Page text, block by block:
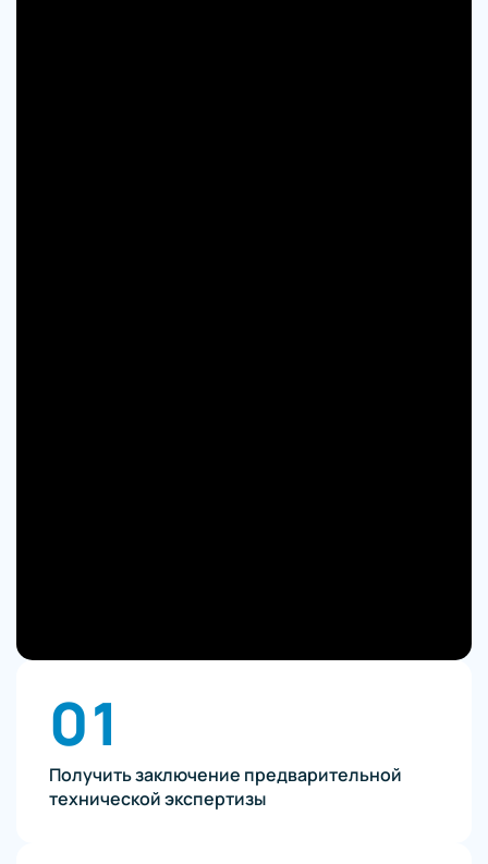
01
Получить заключение предварительной
технической экспертизы